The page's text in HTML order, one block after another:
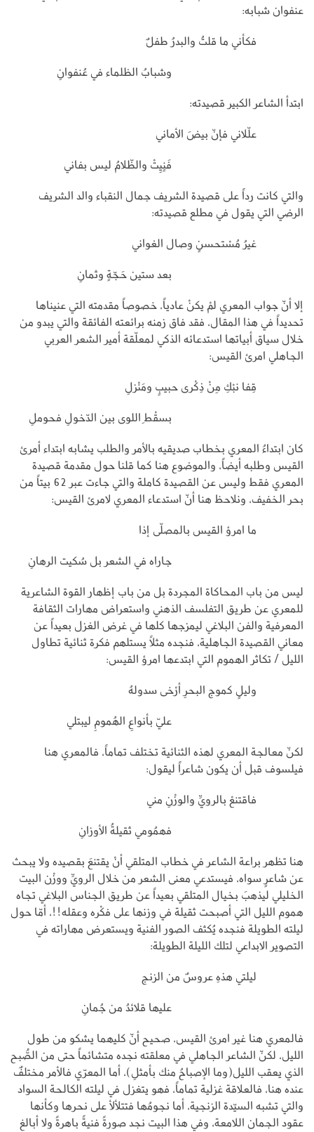
عنفوان شبابه:
فكأني ما قلتُ والبدرُ طفلٌ
وشبابُ الظلماء في عُنفوانِ
ابتدأ الشاعر الكبير قصيدته:
علّلاني فإنّ بيضَ الأماني
فَنٍيِتْ والظّلامُ ليس بفاني
والتي كانت رداً على قصيدة الشريف جمال النقباء والد الشريف
الرضي التي يقول في مطلع قصيدته:
غيرُ مُسْتحسنٍ وصال الغواني
بعد ستين حَجّةٍ وثمانِ
إلا أنّ جواب المعري لمْ يكنْ عادياً، خصوصاً مقدمته التي عنيناها
تحديداً في هذا المقال، فقد فاق زمنه برائعته الفائقة والتي يبدو من
خلال سياق أبياتها استدعائه الذكي لمعلّقة أمير الشعر العربي
الجاهلي امرئ القيس:
قِفا نبْكِ مِنْ ذِكْرى حبيبٍ ومَنْزلِ
بسقْط ِاللوى بين الدّخولِ فحوملِ
كان ابتداءُ المعري بخطاب صديقيه بالأمر والطلب يشابه ابتداء أمرئ
القيس وطلبه أيضاً، والموضوع هنا كما قلنا حول مقدمة قصيدة
المعري فقط وليس عن القصيدة كاملة والتي جاءت عبر 62 بيتاً من
بحر الخفيف، ونلاحظ هنا أنّ استدعاء المعري لامرئ القيس:
ما امرؤ القيس بالمصلّى إذا
جاراه في الشعر بل سُكيت الرهانِ
ليس من باب المحاكاة المجردة بل من باب إظهار القوة الشاعرية
للمعري عن طريق التفلسف الذهني واستعراض مهارات الثقافة
المعرفية والفن البلاغي ليمزجها كلها في غرض الغزل بعيداً عن
معاني القصيدة الجاهلية، فنجده مثلاً يستلهم فكرة ثنائية تطاول
الليل / تكاثر الهموم التي ابتدعها امرؤ القيس:
وليلٍ كموج البحرِ أرْخى سدولهُ
عليّ بأنواعِ الهُمومِ ليبتلي
لكنّ معالجة المعري لهذه الثنائية تختلف تماماً، فالمعري هنا
فيلسوف قبل أن يكون شاعراً ليقول:
فاقتنعْ بالرويِّ والوزْنِ مني
فهمُومي ثقيلةُ الأوزانِ
هنا تظهر براعة الشاعر في خطاب المتلقي أنْ يقتنعَ بقصيده ولا يبحث
عن شاعرٍ سواه، فيستدعي معنى الشعر من خلال الرويِّ ووزْن البيت
الخليلي ليذهبَ بخيال المتلقي بعيداً عن طريق الجناس البلاغي تجاه
هموم الليل التي أصبحت ثقيلة في وزنها على فكْره وعقله!!، أمّا حول
ليلته الطويلة فنجده يُكثف الصور الفنية ويستعرض مهاراته في
التصوير الابداعي لتلك الليلة الطويلة:
ليلتي هذهِ عروسٌ من الزنج
عليها قلائدُ من جُمانِ
فالمعري هنا غير امرئ القيس، صحيح أنّ كليهما يشكو من طول
الليل، لكنّ الشاعر الجاهلي في معلقته نجده متشائماً حتى من الصُّبح
الذي يعقب الليل(وما الإصباحُ منك بأمثلِ)، أما المعرّي فالأمر مختلفٌ
عنده هنا، فالعلاقة غزلية تماماً، فهو يتغزل في ليلته الكالحة السواد
والتي تشبه السيّدة الزنجية، أما نجومُها فتتلألأ على نحرها وكأنها
عقود الجمان اللامعة، وفي هذا البيت نجد صورةً فنيةً باهرةً ولا أبالغ